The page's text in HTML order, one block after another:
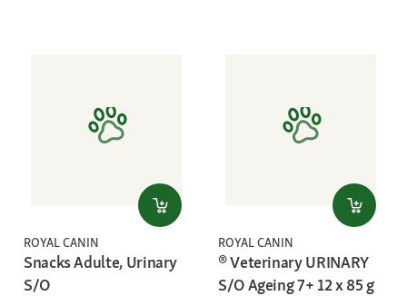
ROYAL CANIN
Snacks Adulte, Urinary
S/O
ROYAL CANIN
® Veterinary URINARY
S/O Ageing 7+ 12 x 85 g